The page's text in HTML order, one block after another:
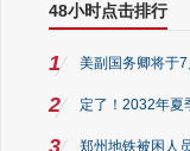
48小时点击排行
1 美副国务卿将于
2 定了！2032年夏
3 郑州地铁被困人